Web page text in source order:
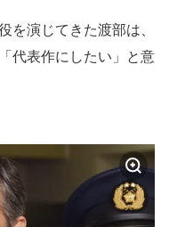
を演じてきた渡部は、
代表作にしたい」と意